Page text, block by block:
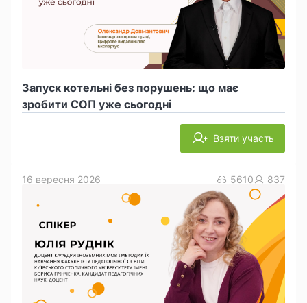
Запуск котельні без порушень: що має
зробити СОП уже сьогодні
Взяти участь
16 вересня 2026 5610 837